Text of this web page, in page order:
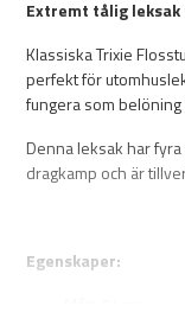
Extremt tålig leksak
Klassiska Trixie
perfekt för
fungera som
Denna leksak har
dragkamp och är
Egenskaper: